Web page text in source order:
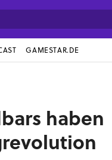
GAMESTAR.DE
haben